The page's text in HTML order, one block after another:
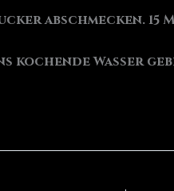
abschmecken.
Wasser